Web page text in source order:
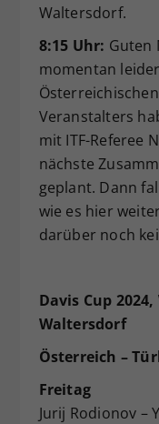
Waltersdorf.
8:15 Uhr: Guten
momentan
Veranstalters
mit ITF-Referee
nächste
geplant. Dann
wie es hier
darüber noch
Davis Cup
Waltersdorf
Österreich –
Freitag
Jurij Rodionov –